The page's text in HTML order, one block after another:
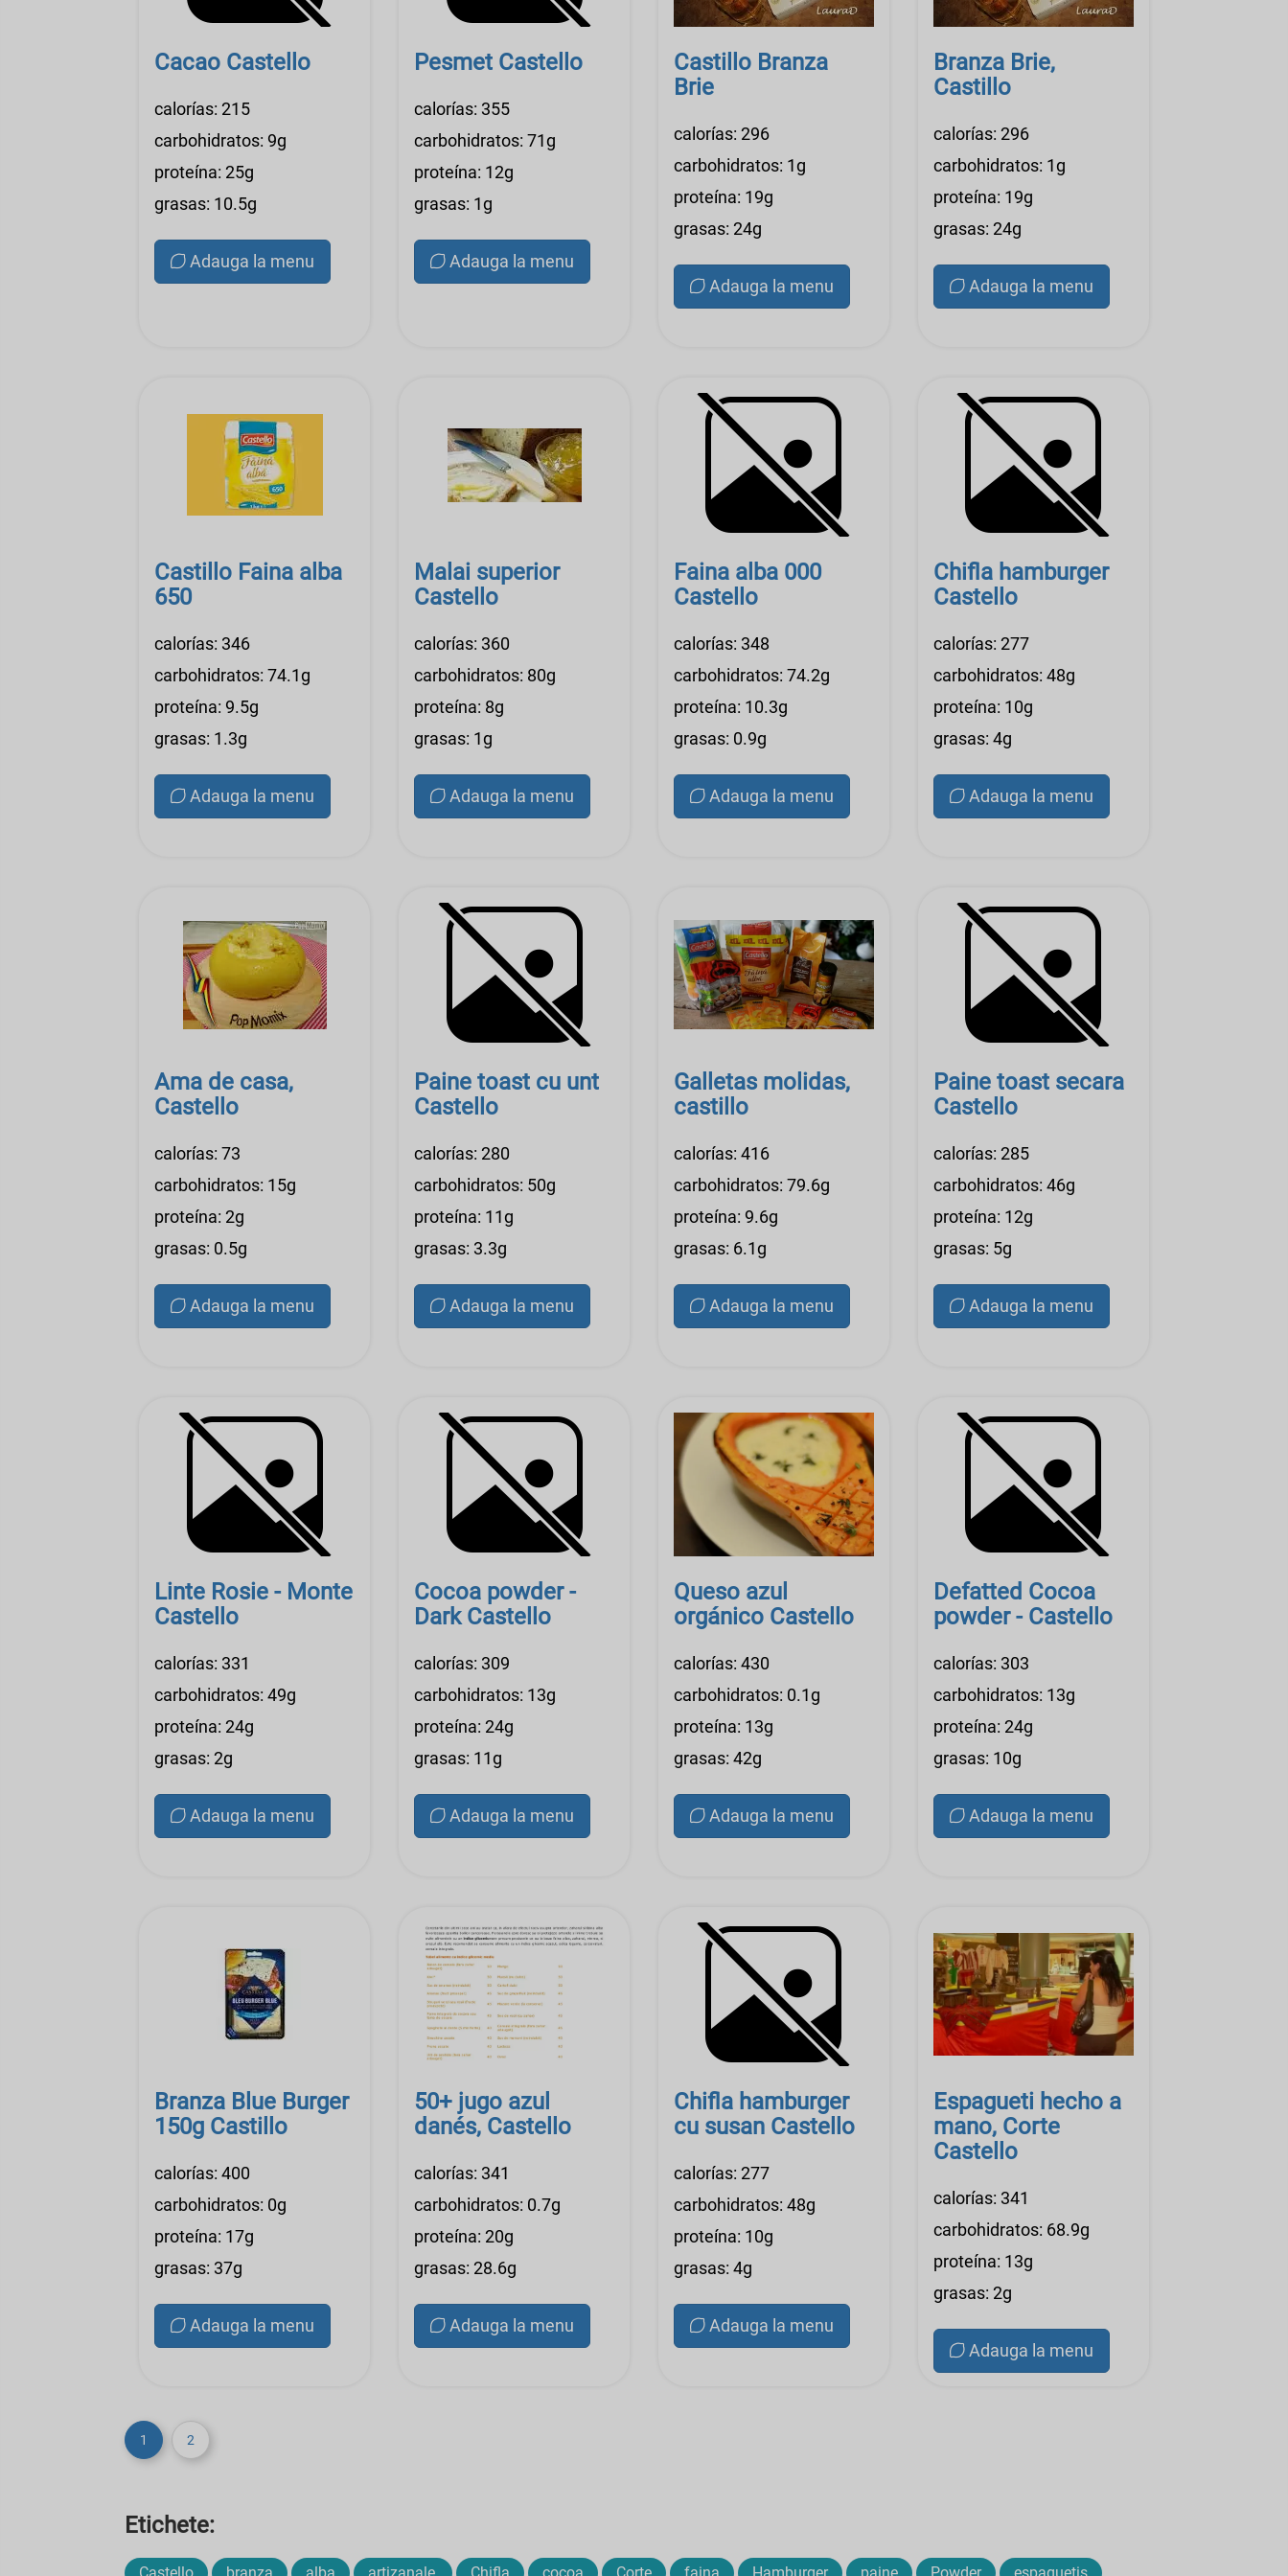
Cacao Castello
calorías: 215
carbohidratos: 9g
proteína: 25g
grasas: 10.5g
Adauga la menu
Pesmet Castello
calorías: 355
carbohidratos: 71g
proteína: 12g
grasas: 1g
Adauga la menu
Castillo Branza
Brie
calorías: 296
carbohidratos: 1g
proteína: 19g
grasas: 24g
Adauga la menu
Branza Brie,
Castillo
calorías: 296
carbohidratos: 1g
proteína: 19g
grasas: 24g
Adauga la menu
Castillo Faina alba
650
calorías: 346
carbohidratos: 74.1g
proteína: 9.5g
grasas: 1.3g
Adauga la menu
Malai superior
Castello
calorías: 360
carbohidratos: 80g
proteína: 8g
grasas: 1g
Adauga la menu
Faina alba 000
Castello
calorías: 348
carbohidratos: 74.2g
proteína: 10.3g
grasas: 0.9g
Adauga la menu
Chifla hamburger
Castello
calorías: 277
carbohidratos: 48g
proteína: 10g
grasas: 4g
Adauga la menu
Ama de casa,
Castello
calorías: 73
carbohidratos: 15g
proteína: 2g
grasas: 0.5g
Adauga la menu
Paine toast cu unt
Castello
calorías: 280
carbohidratos: 50g
proteína: 11g
grasas: 3.3g
Adauga la menu
Galletas molidas,
castillo
calorías: 416
carbohidratos: 79.6g
proteína: 9.6g
grasas: 6.1g
Adauga la menu
Paine toast secara
Castello
calorías: 285
carbohidratos: 46g
proteína: 12g
grasas: 5g
Adauga la menu
Linte Rosie - Monte
Castello
calorías: 331
carbohidratos: 49g
proteína: 24g
grasas: 2g
Adauga la menu
Cocoa powder -
Dark Castello
calorías: 309
carbohidratos: 13g
proteína: 24g
grasas: 11g
Adauga la menu
Queso azul
orgánico Castello
calorías: 430
carbohidratos: 0.1g
proteína: 13g
grasas: 42g
Adauga la menu
Defatted Cocoa
powder - Castello
calorías: 303
carbohidratos: 13g
proteína: 24g
grasas: 10g
Adauga la menu
Branza Blue Burger
150g Castillo
calorías: 400
carbohidratos: 0g
proteína: 17g
grasas: 37g
Adauga la menu
50+ jugo azul
danés, Castello
calorías: 341
carbohidratos: 0.7g
proteína: 20g
grasas: 28.6g
Adauga la menu
Chifla hamburger
cu susan Castello
calorías: 277
carbohidratos: 48g
proteína: 10g
grasas: 4g
Adauga la menu
Espagueti hecho a
mano, Corte
Castello
calorías: 341
carbohidratos: 68.9g
proteína: 13g
grasas: 2g
Adauga la menu
1 2
Etichete: